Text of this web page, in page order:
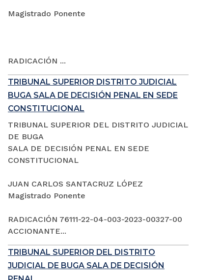
Magistrado Ponente
RADICACIÓN ...
TRIBUNAL SUPERIOR DISTRITO JUDICIAL
BUGA SALA DE DECISIÓN PENAL EN SEDE
CONSTITUCIONAL
TRIBUNAL SUPERIOR DEL DISTRITO JUDICIAL
DE BUGA
SALA DE DECISIÓN PENAL EN SEDE
CONSTITUCIONAL
JUAN CARLOS SANTACRUZ LÓPEZ
Magistrado Ponente
RADICACIÓN 76111-22-04-003-2023-00327-00
ACCIONANTE...
TRIBUNAL SUPERIOR DEL DISTRITO
JUDICIAL DE BUGA SALA DE DECISIÓN